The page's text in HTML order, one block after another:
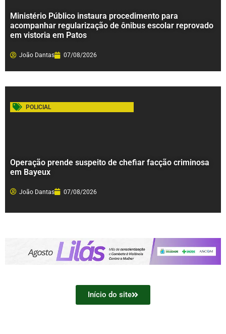
Ministério Público instaura procedimento para
acompanhar regularização de ônibus escolar reprovado
em vistoria em Patos
João Dantas 07/08/2026
POLICIAL
Operação prende suspeito de chefiar facção criminosa
em Bayeux
João Dantas 07/08/2026
Início do site